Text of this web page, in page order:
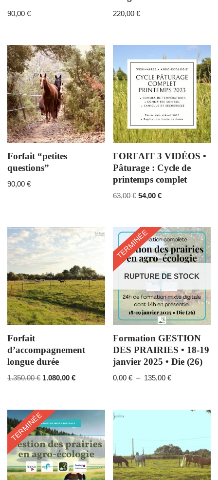
90,00 € 220,00€
Forfait “petites
questions”
90,00 €
FORFAIT 3 VIDÉOS •
Pâturage : Cycle de
printemps complet
63,00€ 54,00€
Forfait
d’accompagnement
longue durée
1.350,00€ 1.080,00 €
RUPTURE DE STOCK
TERMINÉE
Formation GESTION
DES PRAIRIES • 18-19
janvier 2025 • Die (26)
0,00€ – 135,00€
TERMINÉE